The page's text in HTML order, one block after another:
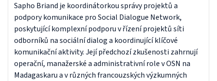
Sapho Briand je koordinátorkou správy projektů a
podpory komunikace pro Social Dialogue Network,
poskytující komplexní podporu v řízení projektů síti
odborníků na sociální dialog a koordinující klíčové
komunikační aktivity. Její předchozí zkušenosti zahrnují
operační, manažerské a administrativní role v OSN na
Madagaskaru a v různých francouzských výzkumných